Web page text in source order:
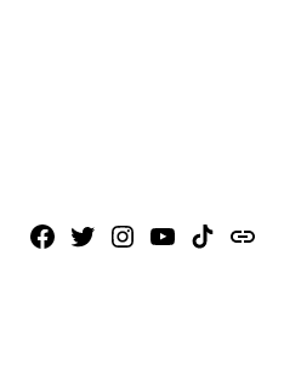
Facebook
X Instagram
YoutubeTikTokissuu